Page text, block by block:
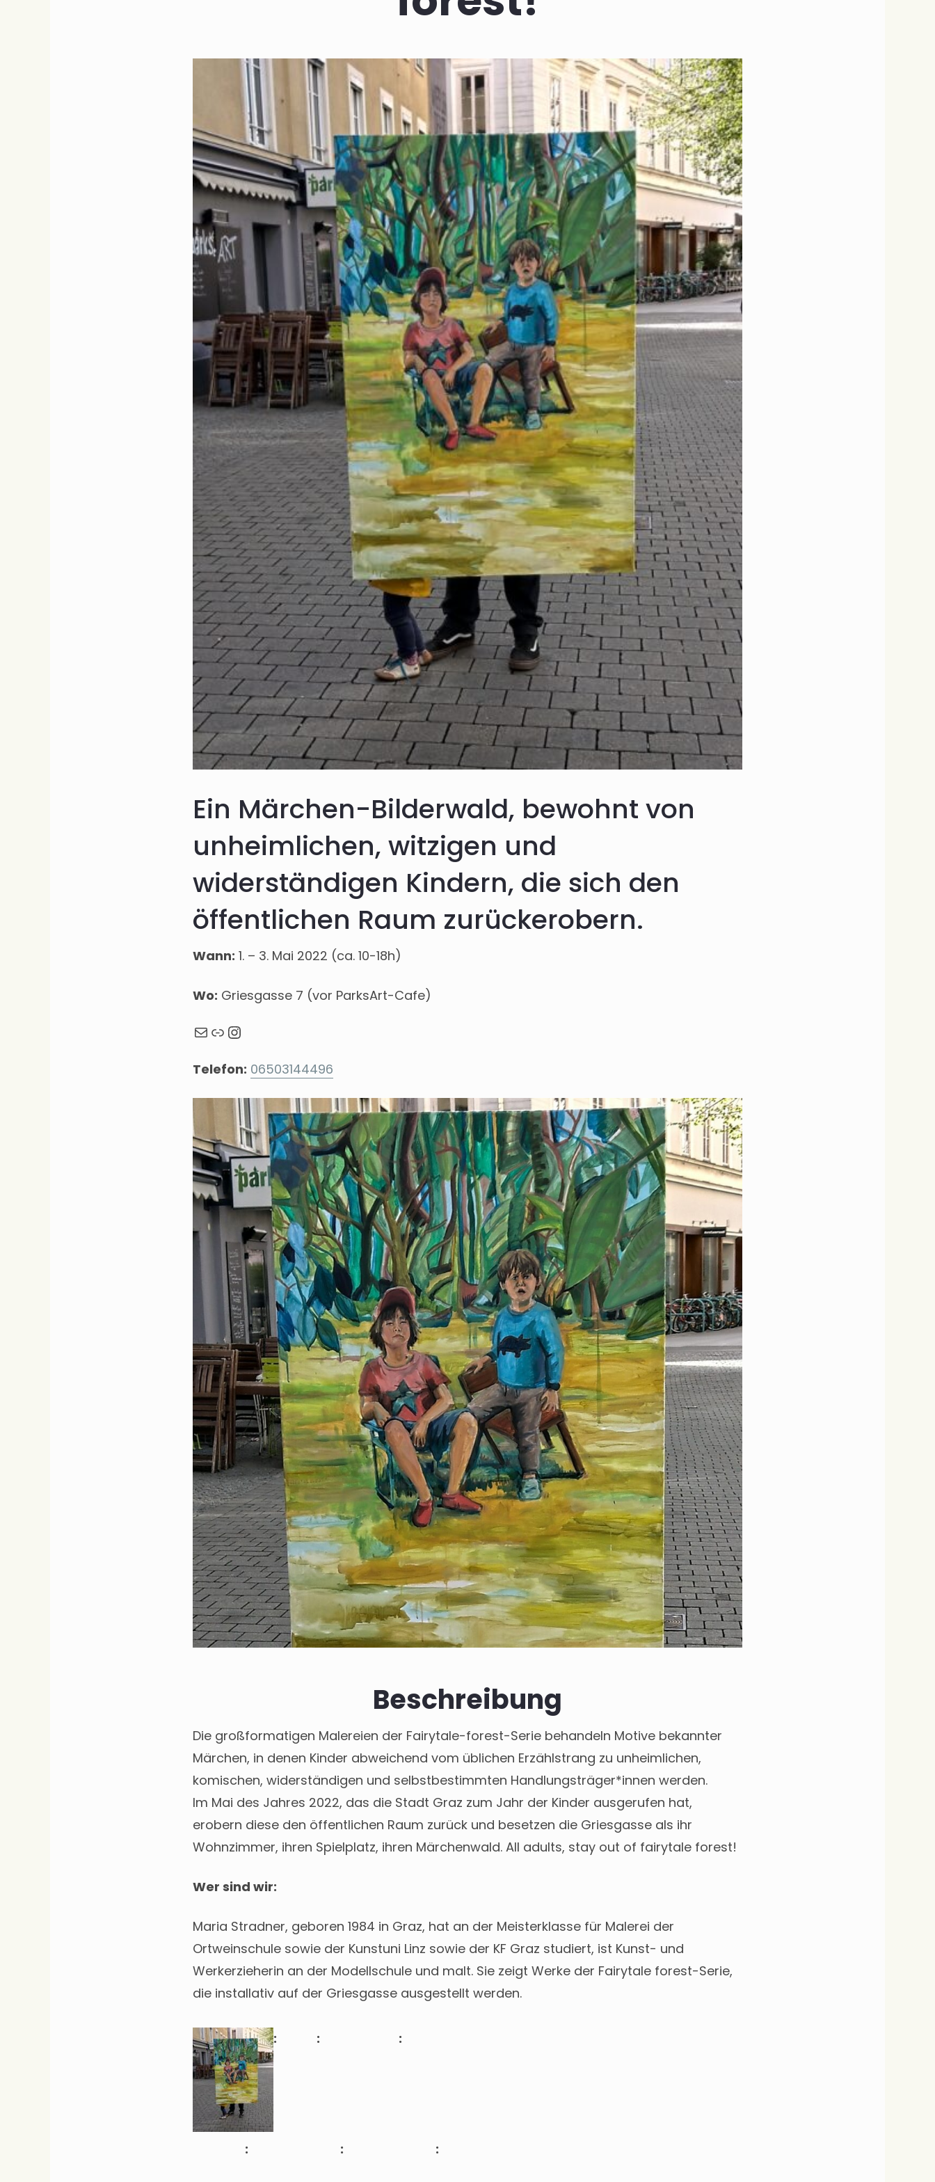
Ein Märchen-Bilderwald, bewohnt von
unheimlichen, witzigen und
widerständigen Kindern, die sich den
öffentlichen Raum zurückerobern.
Wann: 1. – 3. Mai 2022 (ca. 10-18h)
Wo: Griesgasse 7 (vor ParksArt-Cafe)
MailWebseite
Instagram
Telefon: 06503144496
Beschreibung
Die großformatigen Malereien der Fairytale-forest-Serie behandeln Motive bekannter
Märchen, in denen Kinder abweichend vom üblichen Erzählstrang zu unheimlichen,
komischen, widerständigen und selbstbestimmten Handlungsträger*innen werden.
Im Mai des Jahres 2022, das die Stadt Graz zum Jahr der Kinder ausgerufen hat,
erobern diese den öffentlichen Raum zurück und besetzen die Griesgasse als ihr
Wohnzimmer, ihren Spielplatz, ihren Märchenwald. All adults, stay out of fairytale forest!
Wer sind wir:
Maria Stradner, geboren 1984 in Graz, hat an der Meisterklasse für Malerei der
Ortweinschule sowie der Kunstuni Linz sowie der KF Graz studiert, ist Kunst- und
Werkerzieherin an der Modellschule und malt. Sie zeigt Werke der Fairytale forest-Serie,
die installativ auf der Griesgasse ausgestellt werden.